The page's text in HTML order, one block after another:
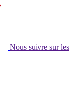
Nous suivre sur les